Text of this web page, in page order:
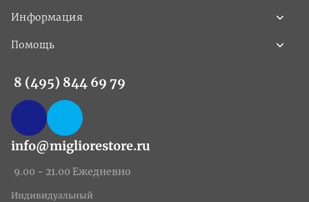
Информация
Помощь
8 (495) 844 69 79
info@migliorestore.ru
9.00 - 21.00 Ежедневно
Индивидуальный